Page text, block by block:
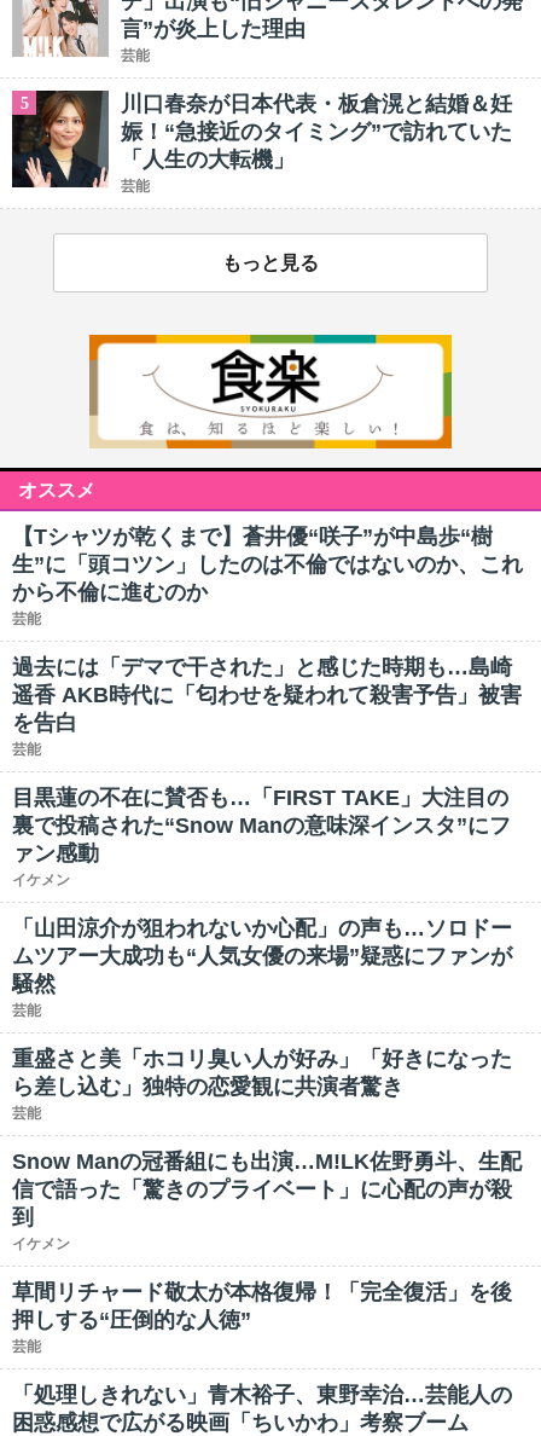
言”が炎上した理由
芸能
5
川口春奈が日本代表・板倉滉と結婚＆妊
娠！“急接近のタイミング”で訪れていた
「人生の大転機」
芸能
もっと見る
オススメ
【Tシャツが乾くまで】蒼井優“咲子”が中島歩“樹
生”に「頭コツン」したのは不倫ではないのか、これ
から不倫に進むのか
芸能
過去には「デマで干された」と感じた時期も…島崎
遥香 AKB時代に「匂わせを疑われて殺害予告」被害
を告白
芸能
目黒蓮の不在に賛否も…「FIRST TAKE」大注目の
裏で投稿された“Snow Manの意味深インスタ”にフ
ァン感動
イケメン
「山田涼介が狙われないか心配」の声も…ソロドー
ムツアー大成功も“人気女優の来場”疑惑にファンが
騒然
芸能
重盛さと美「ホコリ臭い人が好み」「好きになった
ら差し込む」独特の恋愛観に共演者驚き
芸能
Snow Manの冠番組にも出演…M!LK佐野勇斗、生配
信で語った「驚きのプライベート」に心配の声が殺
到
イケメン
草間リチャード敬太が本格復帰！「完全復活」を後
押しする“圧倒的な人徳”
芸能
「処理しきれない」青木裕子、東野幸治…芸能人の
困惑感想で広がる映画「ちいかわ」考察ブーム